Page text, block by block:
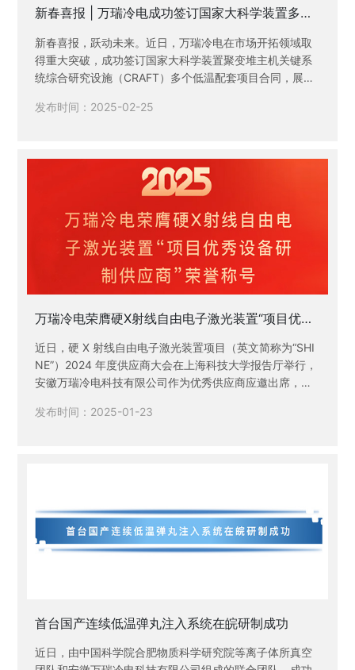
新春喜报 | 万瑞冷电成功签订国家大科学装置多个
新春喜报，跃动未来。近日，万瑞冷电在市场开拓领域取
得重大突破，成功签订国家大科学装置聚变堆主机关键系
统综合研究设施（CRAFT）多个低温配套项目合同，展现
发布时间：2025-02-25
万瑞冷电荣膺硬X射线自由电子激光装置“项目优秀
近日，硬 X 射线自由电子激光装置项目（英文简称为“SHI
NE”）2024 年度供应商大会在上海科技大学报告厅举行，
安徽万瑞冷电科技有限公司作为优秀供应商应邀出席，荣
誉称号！
发布时间：2025-01-23
首台国产连续低温弹丸注入系统在皖研制成功
近日，由中国科学院合肥物质科学研究院等离子体所真空